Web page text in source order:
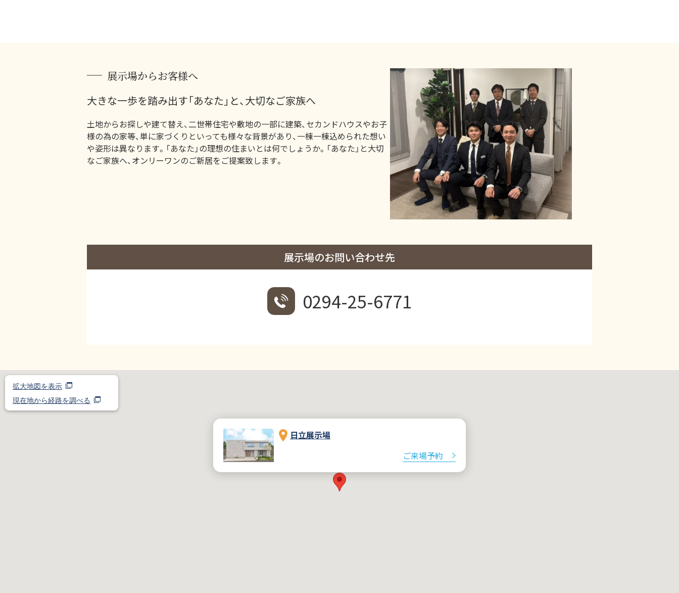
展示場からお客様へ
大きな一歩を踏み出す「あなた」と、大切なご家族へ
土地からお探しや建て替え、二世帯住宅や敷地の一部に建築、セカンドハウスやお子
様の為の家等、単に家づくりといっても様々な背景があり、一棟一棟込められた想い
や姿形は異なります。「あなた」の理想の住まいとは何でしょうか。「あなた」と大切
なご家族へ、オンリーワンのご新居をご提案致します。
展示場のお問い合わせ先
0294-25-6771
拡大地図を表示
現在地から経路を調べる
日立展示場
ご来場予約